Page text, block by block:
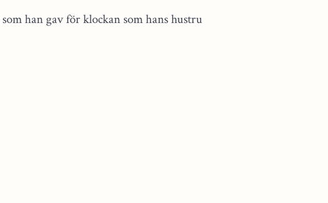
han gav för klockan som hans hustru